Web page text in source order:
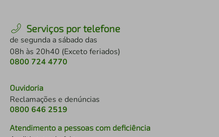
Serviços por telefone
de segunda a sábado das
08h às 20h40 (Exceto feriados)
0800 724 4770
Ouvidoria
Reclamações e denúncias
0800 646 2519
Atendimento a pessoas com deficiência